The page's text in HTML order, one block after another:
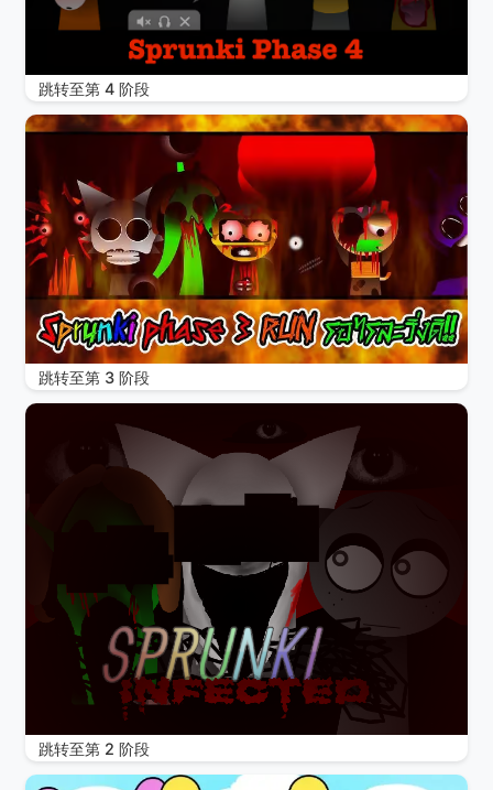
跳转至第 4 阶段
跳转至第 3 阶段
跳转至第 2 阶段